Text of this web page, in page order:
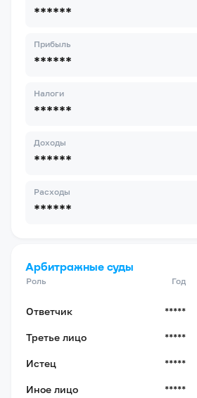
******
Прибыль
******
Налоги
******
Доходы
******
Расходы
******
Арбитражные суды
Роль Год
Ответчик *****
Третье лицо *****
Истец *****
Иное лицо *****